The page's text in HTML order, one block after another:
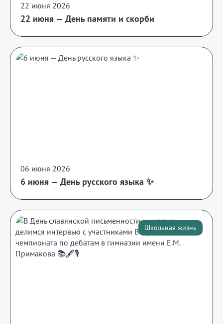
22 июня 2026
22 июня — День памяти и скорби
06 июня 2026
6 июня — День русского языка ✨
Школьная жизнь